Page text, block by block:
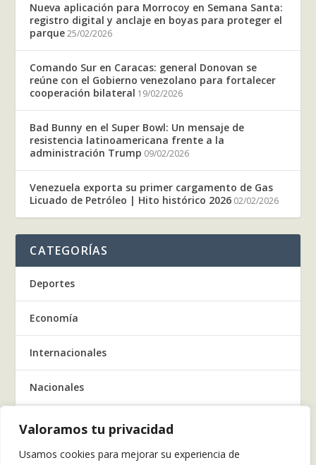
Valoramos tu privacidad
Usamos cookies para mejorar su experiencia de
Nueva aplicación para Morrocoy en Semana Santa:
registro digital y anclaje en boyas para proteger el
parque 25/02/2026
Comando Sur en Caracas: general Donovan se
reúne con el Gobierno venezolano para fortalecer
cooperación bilateral 19/02/2026
Bad Bunny en el Super Bowl: Un mensaje de
resistencia latinoamericana frente a la
administración Trump 09/02/2026
Venezuela exporta su primer cargamento de Gas
Licuado de Petróleo | Hito histórico 2026 02/02/2026
CATEGORÍAS
Deportes
Economía
Internacionales
Nacionales
Regionales
Salud